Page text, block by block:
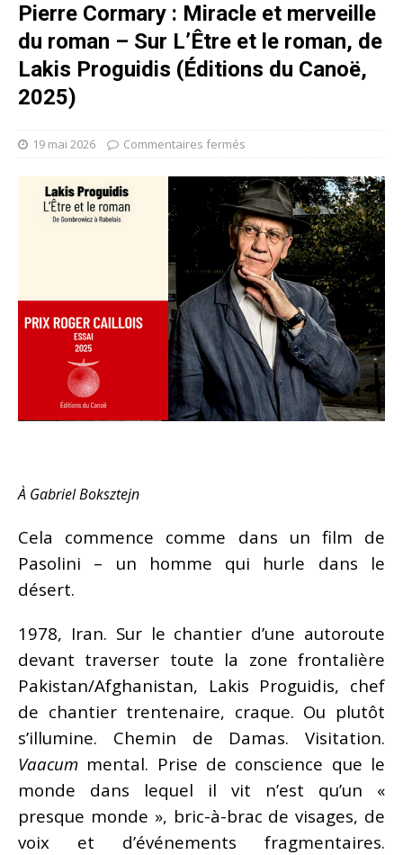
Pierre Cormary : Miracle et merveille
du roman – Sur L’Être et le roman, de
Lakis Proguidis (Éditions du Canoë,
2025)
19 mai 2026 Commentaires fermés
À Gabriel Boksztejn
Cela commence comme dans un film de
Pasolini – un homme qui hurle dans le
désert.
1978, Iran. Sur le chantier d’une autoroute
devant traverser toute la zone frontalière
Pakistan/Afghanistan, Lakis Proguidis, chef
de chantier trentenaire, craque. Ou plutôt
s’illumine. Chemin de Damas. Visitation.
Vaacum mental. Prise de conscience que le
monde dans lequel il vit n’est qu’un «
presque monde », bric-à-brac de visages, de
voix et d’événements fragmentaires.